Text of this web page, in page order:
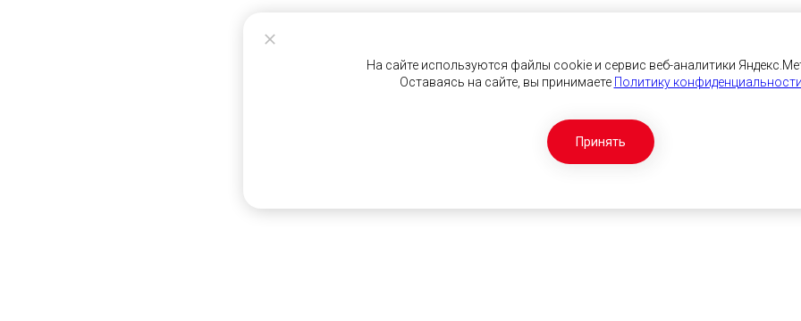
Принять
На сайте используются файлы cookie и сервис веб-аналитики
Оставаясь на сайте, вы принимаете Политику конфиденциальности